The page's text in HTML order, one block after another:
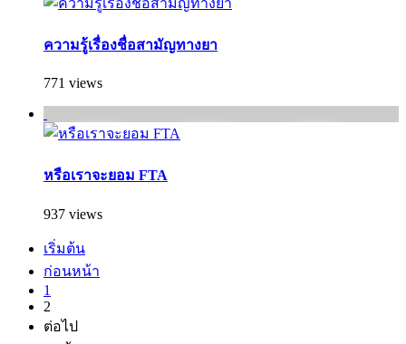
ความรู้เรื่องชื่อสามัญทางยา
771 views
หรือเราจะยอม FTA
937 views
เริ่มต้น
ก่อนหน้า
1
2
ต่อไป